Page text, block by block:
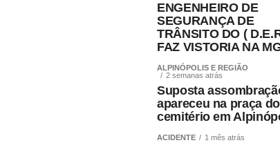
ENGENHEIRO DE
SEGURANÇA DE
TRÂNSITO DO (
FAZ VISTORIA NA
ALPINÓPOLIS E REGIÃO
2 semanas atrás
Suposta
apareceu na praça do
cemitério em
ACIDENTE 1 mês atrás